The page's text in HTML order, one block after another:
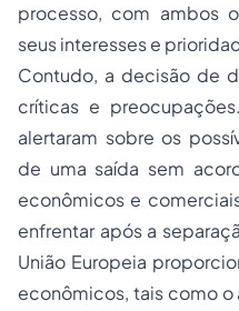
processo, com ambos
seus interesses e
Contudo, a decisão de
críticas e
alertaram sobre os
de uma saída sem
econômicos e
enfrentar após a
União Europeia
econômicos, tais como